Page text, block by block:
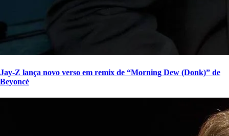
Jay-Z lança novo verso em remix de “Morning Dew (Donk)” de
Beyoncé